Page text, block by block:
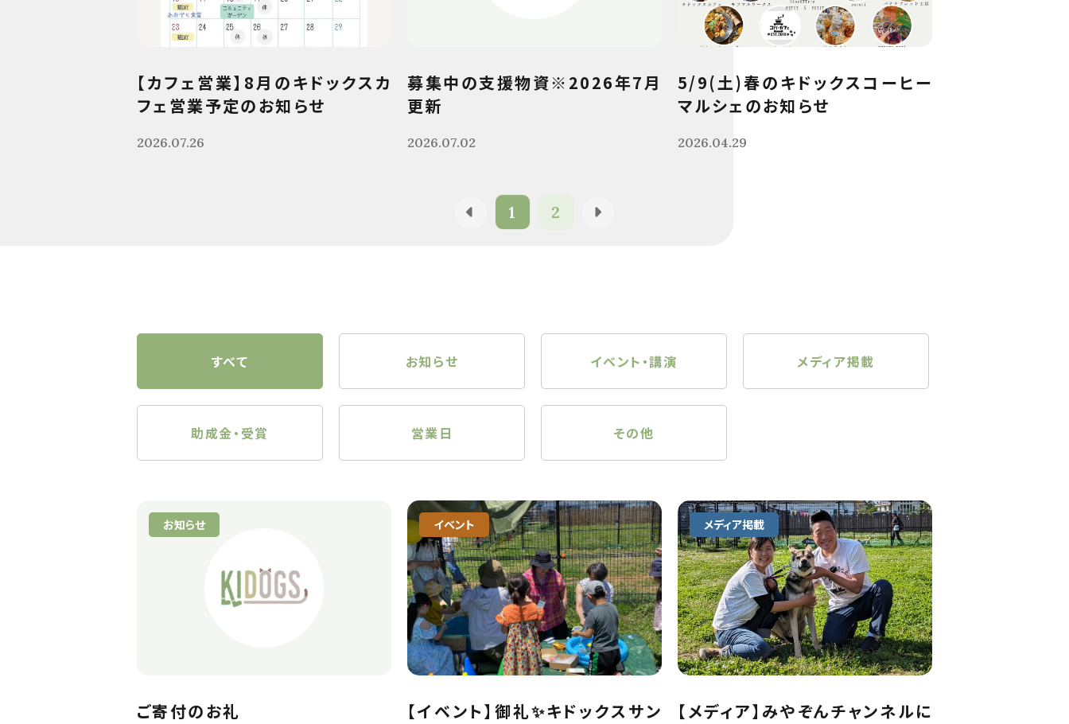
【カフェ営業】8月のキドックスカ
フェ営業予定のお知らせ
2026.07.26
募集中の支援物資※2026年7月
更新
2026.07.02
5/9(土)春のキドックスコーヒー
マルシェのお知らせ
2026.04.29
1 2
すべて お知らせ イベント・講演 メディア掲載
助成金・受賞 営業日 その他
お知らせ
ご寄付のお礼
イベント
【イベント】御礼✨キドックスサン
メディア掲載
【メディア】みやぞんチャンネルに